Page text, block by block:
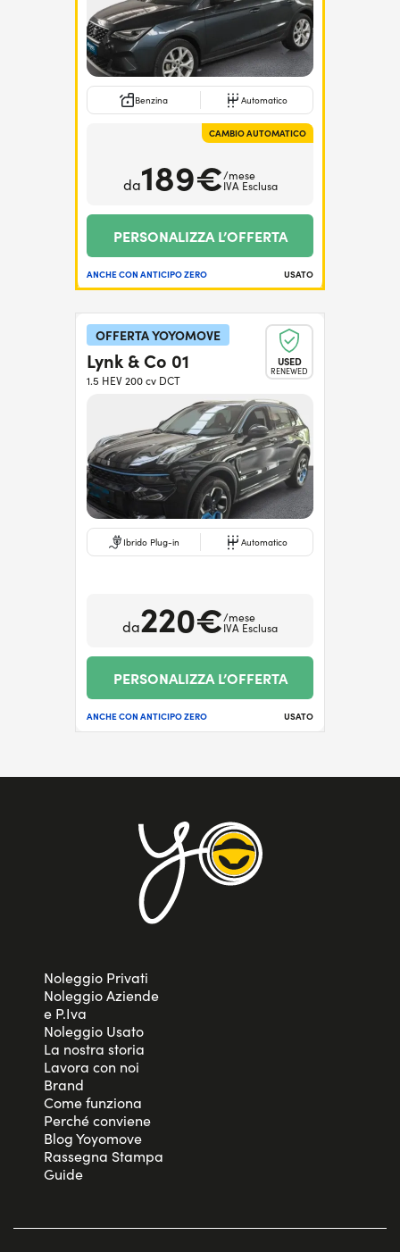
Benzina Automatico
CAMBIO AUTOMATICO
da189€/mese
IVA Esclusa
PERSONALIZZA L’OFFERTA
ANCHE CON ANTICIPO ZERO USATO
OFFERTA YOYOMOVE
USED
RENEWED
Lynk & Co 01
1.5 HEV 200 cv DCT
Ibrido Plug-in Automatico
da220€/mese
IVA Esclusa
PERSONALIZZA L’OFFERTA
ANCHE CON ANTICIPO ZERO USATO
Noleggio Privati
Noleggio Aziende
e P.Iva
Noleggio Usato
La nostra storia
Lavora con noi
Brand
Come funziona
Perché conviene
Blog Yoyomove
Rassegna Stampa
Guide